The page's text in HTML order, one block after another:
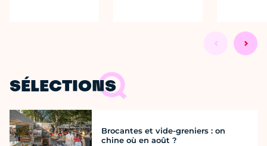
SÉLECTIONS
Brocantes et vide-greniers : on
chine où en août ?